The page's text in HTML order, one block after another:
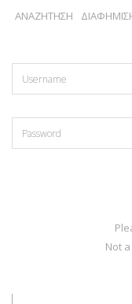
ΑΝΑΖΗΤΗΣΗ
Not